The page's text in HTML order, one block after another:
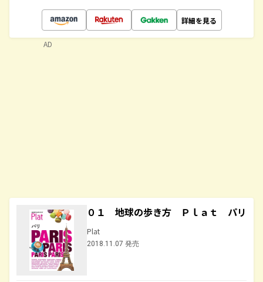
詳細を見る
０１ 地球の歩き方 Ｐｌａｔ パリ
Plat
2018.11.07 発売
AD